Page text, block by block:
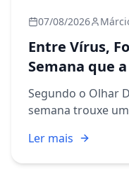
07/08/2026
Entre Vírus,
Semana que
Vida
Segundo o Olhar
semana trouxe
se movimentando
pandemia, a NASA
Ler mais